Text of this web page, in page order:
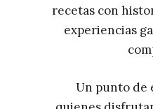
recetas con
experiencias
Un punto de